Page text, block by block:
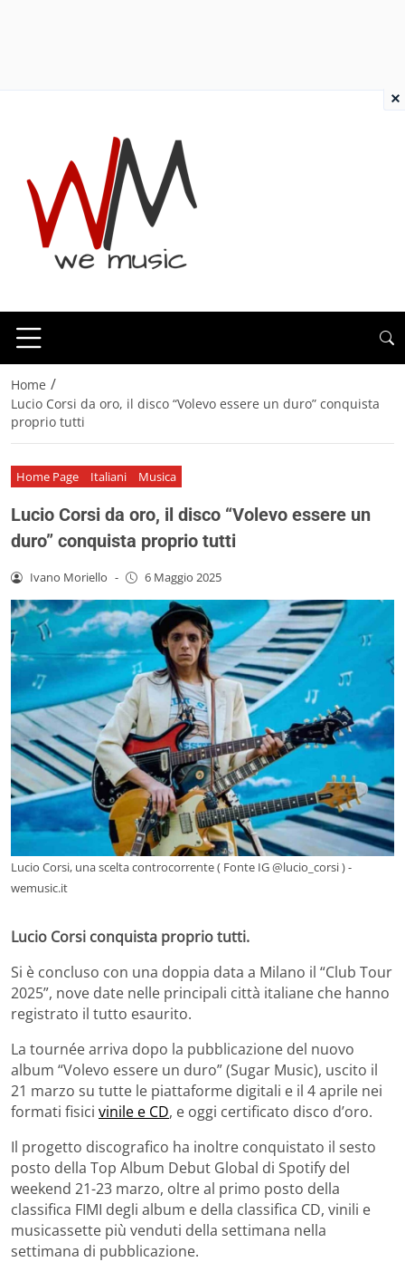
Home /
Lucio Corsi da oro, il disco “Volevo essere un duro” conquista
proprio tutti
Home Page Italiani Musica
Lucio Corsi da oro, il disco “Volevo essere un
duro” conquista proprio tutti
Ivano Moriello - 6 Maggio 2025
Lucio Corsi, una scelta controcorrente ( Fonte IG @lucio_corsi ) -
wemusic.it
Lucio Corsi conquista proprio tutti.
Si è concluso con una doppia data a Milano il “Club Tour
2025”, nove date nelle principali città italiane che hanno
registrato il tutto esaurito.
La tournée arriva dopo la pubblicazione del nuovo
album “Volevo essere un duro” (Sugar Music), uscito il
21 marzo su tutte le piattaforme digitali e il 4 aprile nei
formati fisici vinile e CD, e oggi certificato disco d’oro.
Il progetto discografico ha inoltre conquistato il sesto
posto della Top Album Debut Global di Spotify del
weekend 21-23 marzo, oltre al primo posto della
classifica FIMI degli album e della classifica CD, vinili e
musicassette più venduti della settimana nella
settimana di pubblicazione.
×